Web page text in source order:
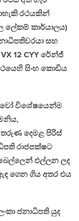
රථයකින්
කාර්යාලය)
සහ
12 CYY රේන්ජ්
සිංහ කොඩිය
විශේෂයෙන්ම
දෙමළ පිරිස්
රාජපක්ෂට
එල්ලන ලද
ගෙන ගිය අතර එය
ජනාධිපති යුද